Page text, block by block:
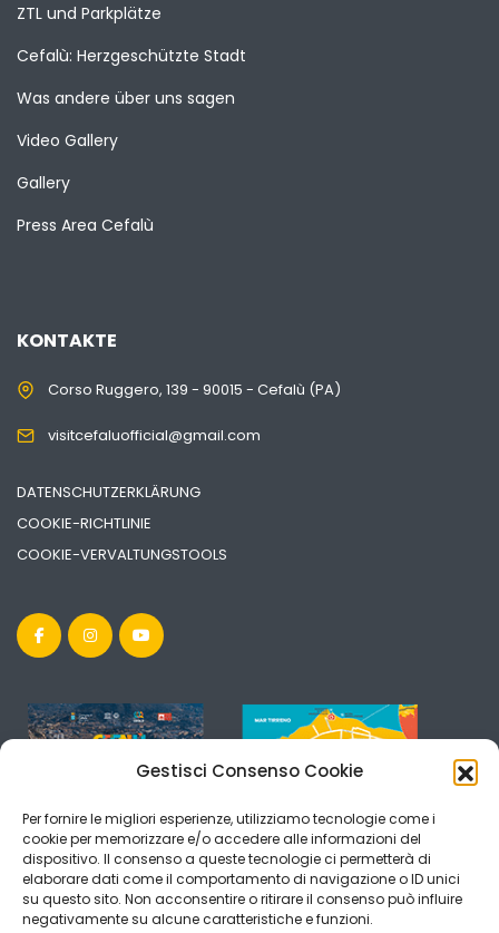
Gestisci Consenso Cookie
Per fornire le migliori esperienze, utilizziamo tecnologie come i
cookie per memorizzare e/o accedere alle informazioni del
dispositivo. Il consenso a queste tecnologie ci permetterà di
elaborare dati come il comportamento di navigazione o ID unici
su questo sito. Non acconsentire o ritirare il consenso può influire
negativamente su alcune caratteristiche e funzioni.
ZTL und Parkplätze
Cefalù: Herzgeschützte Stadt
Was andere über uns sagen
Video Gallery
Gallery
Press Area Cefalù
KONTAKTE
Corso Ruggero, 139 - 90015 - Cefalù (PA)
visitcefaluofficial@gmail.com
DATENSCHUTZERKLÄRUNG
COOKIE-RICHTLINIE
COOKIE-VERVALTUNGSTOOLS